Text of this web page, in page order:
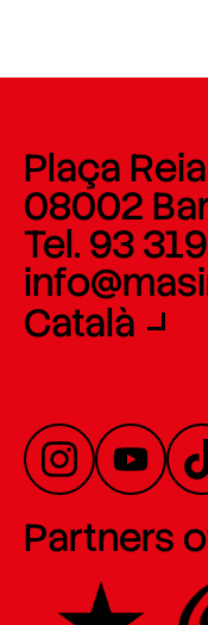
Plaça
08002
Tel. 93
Català
Partners